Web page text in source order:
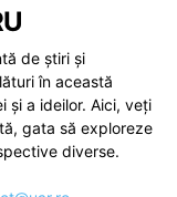
de știri și
în această
și a ideilor. Aici, veți
gata să exploreze
diverse.